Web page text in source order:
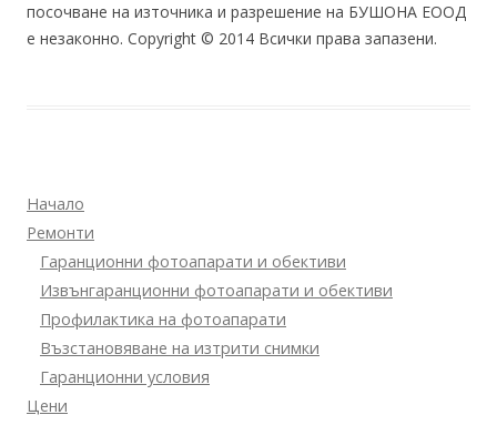
посочване на източника и разрешение на БУШОНА ЕООД
е незаконно. Copyright © 2014 Всички права запазени.
Начало
Ремонти
Гаранционни фотоапарати и обективи
Извънгаранционни фотоапарати и обективи
Профилактика на фотоапарати
Възстановяване на изтрити снимки
Гаранционни условия
Цени